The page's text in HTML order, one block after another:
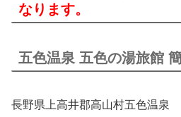
なります。
五色温泉 五色の湯旅館
長野県上高井郡高山村五色温泉